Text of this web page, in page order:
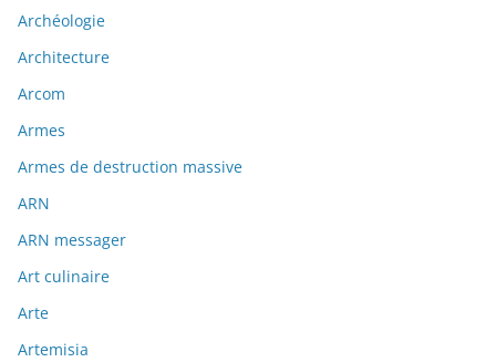
Archéologie
Architecture
Arcom
Armes
Armes de destruction massive
ARN
ARN messager
Art culinaire
Arte
Artemisia